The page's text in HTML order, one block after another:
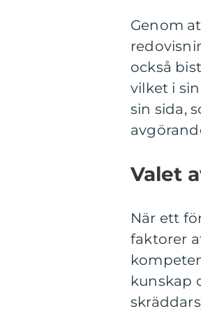
Genom
också
vilket i
sin sida,
Valet
När ett
faktorer
kunskap